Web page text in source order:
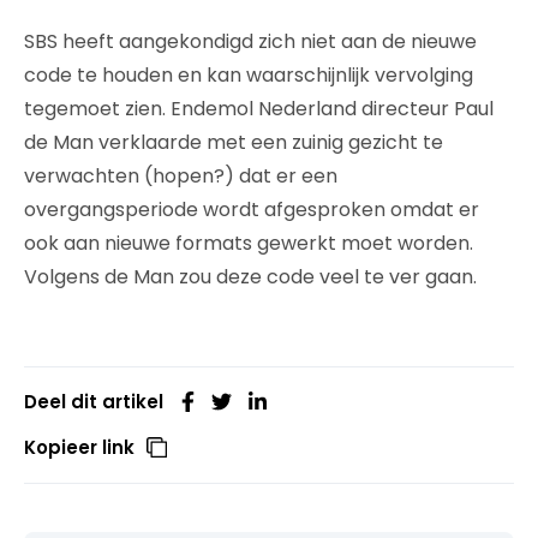
SBS heeft aangekondigd zich niet aan de nieuwe
code te houden en kan waarschijnlijk vervolging
tegemoet zien. Endemol Nederland directeur Paul
de Man verklaarde met een zuinig gezicht te
verwachten (hopen?) dat er een
overgangsperiode wordt afgesproken omdat er
ook aan nieuwe formats gewerkt moet worden.
Volgens de Man zou deze code veel te ver gaan.
Deel dit artikel
Kopieer link